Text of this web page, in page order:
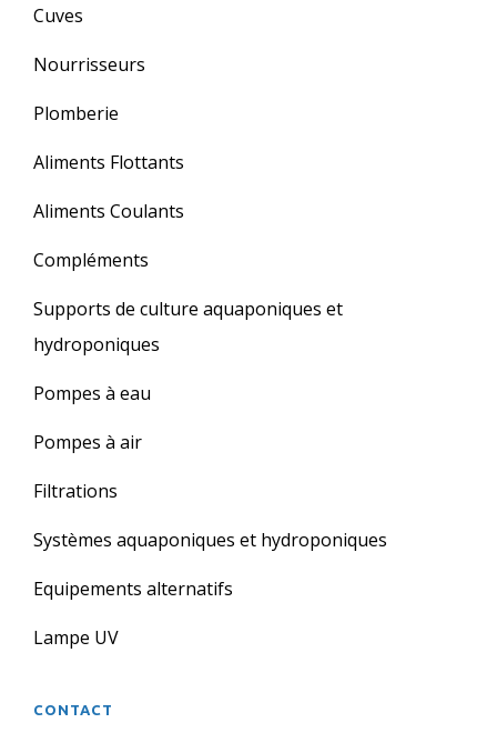
Cuves
Nourrisseurs
Plomberie
Aliments Flottants
Aliments Coulants
Compléments
Supports de culture aquaponiques et
hydroponiques
Pompes à eau
Pompes à air
Filtrations
Systèmes aquaponiques et hydroponiques
Equipements alternatifs
Lampe UV
CONTACT